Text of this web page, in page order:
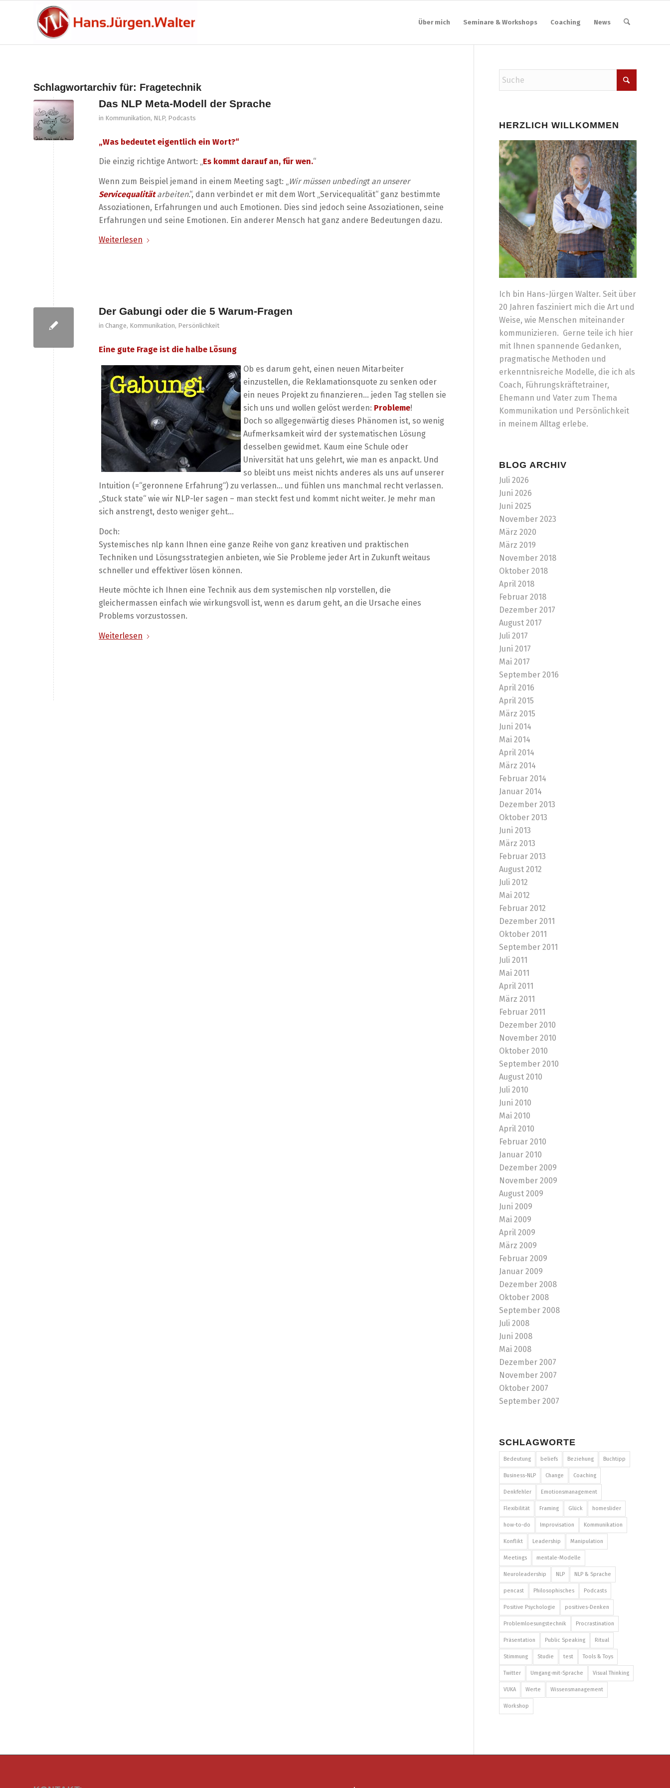
Über mich Seminare & Workshops Coaching News
Schlagwortarchiv für: Fragetechnik
Das NLP Meta-Modell der Sprache
in Kommunikation, NLP, Podcasts
„Was bedeutet eigentlich ein Wort?“
Die einzig richtige Antwort: „Es kommt darauf an, für wen.“
Wenn zum Beispiel jemand in einem Meeting sagt: „
Wir müssen unbedingt an unserer
Servicequalitätarbeiten.“, dann verbindet er mit dem Wort „Servicequalität“ ganz bestimmte
Assoziationen, Erfahrungen und auch Emotionen. Dies sind jedoch seine Assoziationen, seine
Erfahrungen und seine Emotionen. Ein anderer Mensch hat ganz andere Bedeutungen dazu.
Weiterlesen
Der Gabungi oder die 5 Warum-Fragen
in Change, Kommunikation, Persönlichkeit
Eine gute Frage ist die halbe Lösung
Ob es darum geht, einen neuen Mitarbeiter
einzustellen, die Reklamationsquote zu senken oder
ein neues Projekt zu finanzieren… jeden Tag stellen sie
sich uns und wollen gelöst werden: Probleme!
Doch so allgegenwärtig dieses Phänomen ist, so wenig
Aufmerksamkeit wird der systematischen Lösung
desselben gewidmet. Kaum eine Schule oder
Universität hat uns gelehrt, wie man es anpackt. Und
so bleibt uns meist nichts anderes als uns auf unserer
Intuition (=“geronnene Erfahrung“) zu verlassen… und fühlen uns manchmal recht verlassen.
„Stuck state“ wie wir NLP-ler sagen – man steckt fest und kommt nicht weiter. Je mehr man
sich anstrengt, desto weniger geht…
Doch:
Systemisches nlp kann Ihnen eine ganze Reihe von ganz kreativen und praktischen
Techniken und Lösungsstrategien anbieten, wie Sie Probleme jeder Art in Zukunft weitaus
schneller und effektiver lösen können.
Heute möchte ich Ihnen eine Technik aus dem systemischen nlp vorstellen, die
gleichermassen einfach wie wirkungsvoll ist, wenn es darum geht, an die Ursache eines
Problems vorzustossen.
Weiterlesen
HERZLICH WILLKOMMEN
Ich bin Hans-Jürgen Walter. Seit über
20 Jahren fasziniert mich die Art und
Weise, wie Menschen miteinander
kommunizieren. Gerne teile ich hier
mit Ihnen spannende Gedanken,
pragmatische Methoden und
erkenntnisreiche Modelle, die ich als
Coach, Führungskräftetrainer,
Ehemann und Vater zum Thema
Kommunikation und Persönlichkeit
in meinem Alltag erlebe.
BLOG ARCHIV
Juli 2026
Juni 2026
Juni 2025
November 2023
März 2020
März 2019
November 2018
Oktober 2018
April 2018
Februar 2018
Dezember 2017
August 2017
Juli 2017
Juni 2017
Mai 2017
September 2016
April 2016
April 2015
März 2015
Juni 2014
Mai 2014
April 2014
März 2014
Februar 2014
Januar 2014
Dezember 2013
Oktober 2013
Juni 2013
März 2013
Februar 2013
August 2012
Juli 2012
Mai 2012
Februar 2012
Dezember 2011
Oktober 2011
September 2011
Juli 2011
Mai 2011
April 2011
März 2011
Februar 2011
Dezember 2010
November 2010
Oktober 2010
September 2010
August 2010
Juli 2010
Juni 2010
Mai 2010
April 2010
Februar 2010
Januar 2010
Dezember 2009
November 2009
August 2009
Juni 2009
Mai 2009
April 2009
März 2009
Februar 2009
Januar 2009
Dezember 2008
Oktober 2008
September 2008
Juli 2008
Juni 2008
Mai 2008
Dezember 2007
November 2007
Oktober 2007
September 2007
SCHLAGWORTE
Bedeutung beliefs Beziehung Buchtipp
Business-NLP Change Coaching
Denkfehler Emotionsmanagement
Flexibilität Framing Glück homeslider
how-to-do Improvisation Kommunikation
Konflikt Leadership Manipulation
Meetings mentale-Modelle
Neuroleadership NLP NLP & Sprache
pencast Philosophisches Podcasts
Positive Psychologie positives-Denken
Problemloesungstechnik Procrastination
Präsentation Public Speaking Ritual
Stimmung Studie test Tools & Toys
Twitter Umgang-mit-Sprache Visual Thinking
VUKA Werte Wissensmanagement
Workshop